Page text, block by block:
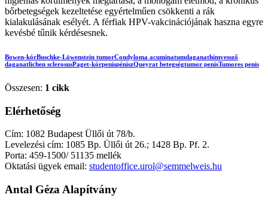
bőrbetegségek kezeltetése egyértelműen csökkenti a rák
kialakulásának esélyét. A férfiak HPV-vakcinációjának haszna egyre
kevésbé tűnik kérdésesnek.
Bowen-kórBuschke-Löwenstein tumorCondyloma acuminatumdaganathímvessző
daganatlichen sclerosusPaget-kórpenispéniszQueyrat betegségtumor penisTumores penis
Összesen: 1 cikk
Elérhetőség
Cím: 1082 Budapest Üllői út 78/b.
Levelezési cím: 1085 Bp. Üllői út 26.; 1428 Bp. Pf. 2.
Porta: 459-1500/ 51135 mellék
Oktatási ügyek email: studentoffice.urol@semmelweis.hu
Antal Géza Alapítvány